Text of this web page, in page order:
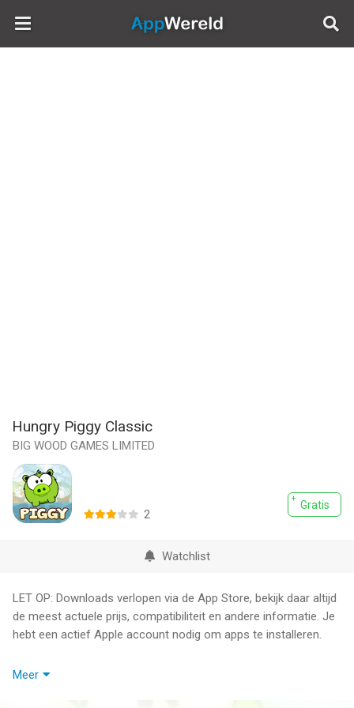
AppWereld
Hungry Piggy Classic
BIG WOOD GAMES LIMITED
Gratis
2
Watchlist
LET OP: Downloads verlopen via de App Store, bekijk daar altijd
de meest actuele prijs, compatibiliteit en andere informatie. Je
hebt een actief Apple account nodig om apps te installeren.
※ Hungry Piggy Serial has over 2,000,000 downloads! ※
Meer